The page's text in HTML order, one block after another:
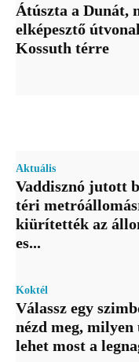
Átúszta a Dunát,
elképesztő
Kossuth térre
Aktuális
Vaddisznó jutott
téri
kiürítették az
es...
Koktél
Válassz egy
nézd meg, milyen
lehet most a